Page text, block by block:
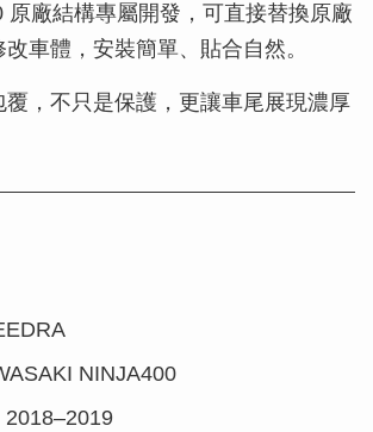
原廠結構專屬開發，可直接替換原廠
車體，安裝簡單、貼合自然。
覆，不只是保護，更讓車尾展現濃厚
NINJA400
2018–2019